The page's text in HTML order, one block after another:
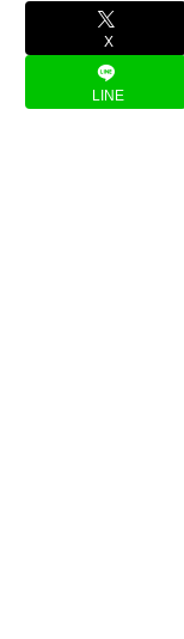
X
LINE